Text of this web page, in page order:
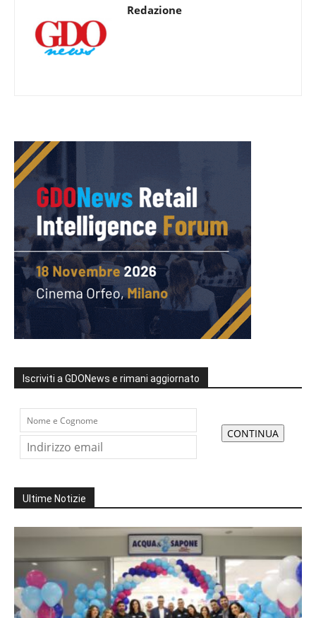
Redazione
Iscriviti a GDONews e rimani aggiornato
Ultime Notizie